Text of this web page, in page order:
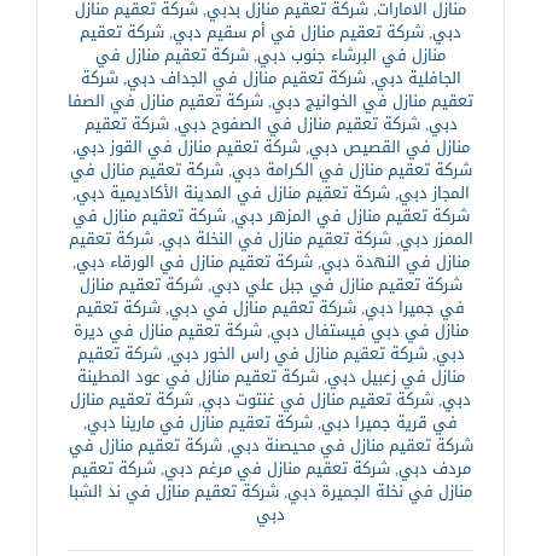
منازل الامارات,شركة تعقيم منازل بدبي,شركة تعقيم منازل
دبي,شركة تعقيم منازل في أم سقيم دبي,شركة تعقيم
منازل في البرشاء جنوب دبي,شركة تعقيم منازل في
الجافلية دبي,شركة تعقيم منازل في الجداف دبي,شركة
تعقيم منازل في الخوانيج دبي,شركة تعقيم منازل في الصفا
دبي,شركة تعقيم منازل في الصفوح دبي,شركة تعقيم
منازل في القصيص دبي,شركة تعقيم منازل في القوز دبي,
شركة تعقيم منازل في الكرامة دبي,شركة تعقيم منازل في
المجاز دبي,شركة تعقيم منازل في المدينة الأكاديمية دبي,
شركة تعقيم منازل في المزهر دبي,شركة تعقيم منازل في
الممزر دبي,شركة تعقيم منازل في النخلة دبي,شركة تعقيم
منازل في النهدة دبي,شركة تعقيم منازل في الورقاء دبي,
شركة تعقيم منازل في جبل علي دبي,شركة تعقيم منازل
في جميرا دبي,شركة تعقيم منازل في دبي,شركة تعقيم
منازل في دبي فيستفال دبي,شركة تعقيم منازل في ديرة
دبي,شركة تعقيم منازل في راس الخور دبي,شركة تعقيم
منازل في زعبيل دبي,شركة تعقيم منازل في عود المطينة
دبي,شركة تعقيم منازل في غنتوت دبي,شركة تعقيم منازل
في قرية جميرا دبي,شركة تعقيم منازل في مارينا دبي,
شركة تعقيم منازل في محيصنة دبي,شركة تعقيم منازل في
مردف دبي,شركة تعقيم منازل في مرغم دبي,شركة تعقيم
منازل في نخلة الجميرة دبي,شركة تعقيم منازل في ند الشبا
دبي